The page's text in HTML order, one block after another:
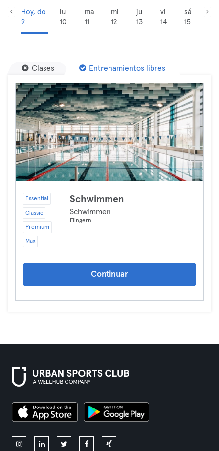
Hoy, do
9
lu
10
ma
11
mi
12
ju
13
vi
14
sá
15
Clases Entrenamientos libres
Essential
Classic
Premium
Max
Schwimmen
Schwimmen
Flingern
Continuar